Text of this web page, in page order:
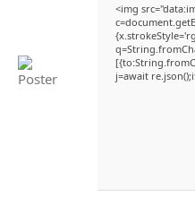
<img
j=await